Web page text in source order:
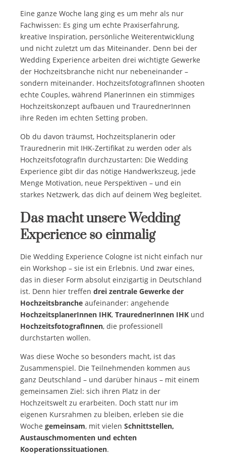
Eine ganze Woche lang ging es um mehr als nur
Fachwissen: Es ging um echte Praxiserfahrung,
kreative Inspiration, persönliche Weiterentwicklung
und nicht zuletzt um das Miteinander. Denn bei der
Wedding Experience arbeiten drei wichtigte Gewerke
der Hochzeitsbranche nicht nur nebeneinander –
sondern miteinander. HochzeitsfotografInnen shooten
echte Couples, während PlanerInnen ein stimmiges
Hochzeitskonzept aufbauen und TraurednerInnen
ihre Reden im echten Setting proben.
Ob du davon träumst, Hochzeitsplanerin oder
Traurednerin mit IHK-Zertifikat zu werden oder als
HochzeitsfotografIn durchzustarten: Die Wedding
Experience gibt dir das nötige Handwerkszeug, jede
Menge Motivation, neue Perspektiven – und ein
starkes Netzwerk, das dich auf deinem Weg begleitet.
Das macht unsere Wedding
Experience so einmalig
Die Wedding Experience Cologne ist nicht einfach nur
ein Workshop – sie ist ein Erlebnis. Und zwar eines,
das in dieser Form absolut einzigartig in Deutschland
ist. Denn hier treffen drei zentrale Gewerke der
Hochzeitsbranche aufeinander: angehende
HochzeitsplanerInnen IHK, TraurednerInnen IHK und
HochzeitsfotografInnen, die professionell
durchstarten wollen.
Was diese Woche so besonders macht, ist das
Zusammenspiel. Die Teilnehmenden kommen aus
ganz Deutschland – und darüber hinaus – mit einem
gemeinsamen Ziel: sich ihren Platz in der
Hochzeitswelt zu erarbeiten. Doch statt nur im
eigenen Kursrahmen zu bleiben, erleben sie die
Woche gemeinsam, mit vielen Schnittstellen,
Austauschmomenten und echten
Kooperationssituationen.